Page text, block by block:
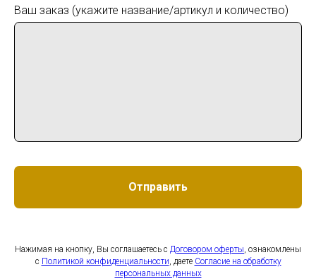
Ваш заказ (укажите название/артикул и количество)
Отправить
Нажимая на кнопку, Вы соглашаетесь с Договором оферты, ознакомлены
с Политикой конфиденциальности, даете Согласие на обработку
персональных данных